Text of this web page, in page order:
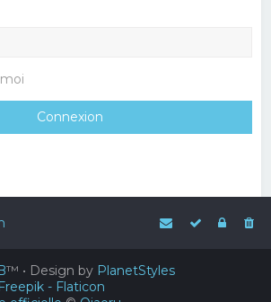
™ • Design by PlanetStyles
- Flaticon